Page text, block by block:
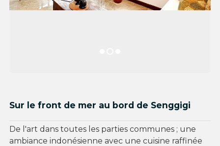
Sur le front de mer au bord de Senggigi
De l'art dans toutes les parties communes ; une
ambiance indonésienne avec une cuisine raffinée